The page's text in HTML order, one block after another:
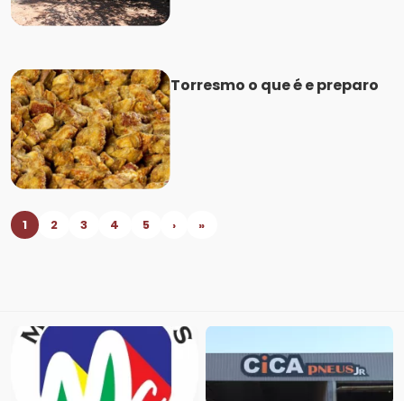
Torresmo o que é e preparo
1 2 3 4 5 › »